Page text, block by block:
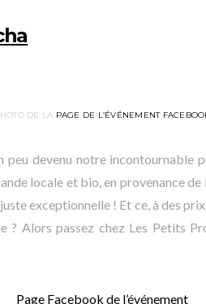
DE LA PAGE DE L’ÉVÉNEMENT
peu devenu notre incontournable
locale et bio, en provenance
exceptionnelle ! Et ce, à des
? Alors passez chez Les Petits
Page Facebook de l’événement